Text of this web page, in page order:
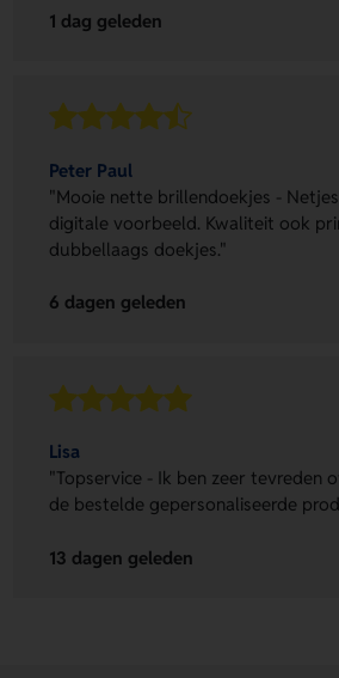
1 dag geleden
Peter Paul
"Mooie nette brillendoekjes -
digitale voorbeeld. Kwaliteit ook
dubbellaags doekjes."
6 dagen geleden
Lisa
"Topservice - Ik ben zeer tevreden
de bestelde gepersonaliseerde
13 dagen geleden